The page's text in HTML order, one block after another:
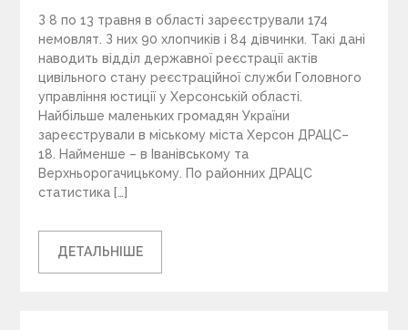
З 8 по 13 травня в області зареєстрували 174
немовлят. З них 90 хлопчиків і 84 дівчинки. Такі дані
наводить відділ державної реєстрації актів
цивільного стану реєстраційної служби Головного
управління юстиції у Херсонській області.
Найбільше маленьких громадян України
зареєстрували в міському міста Херсон ДРАЦС–
18. Найменше – в Іванівському та
Верхньорогачицькому. По районних ДРАЦС
статистика […]
ДЕТАЛЬНІШЕ